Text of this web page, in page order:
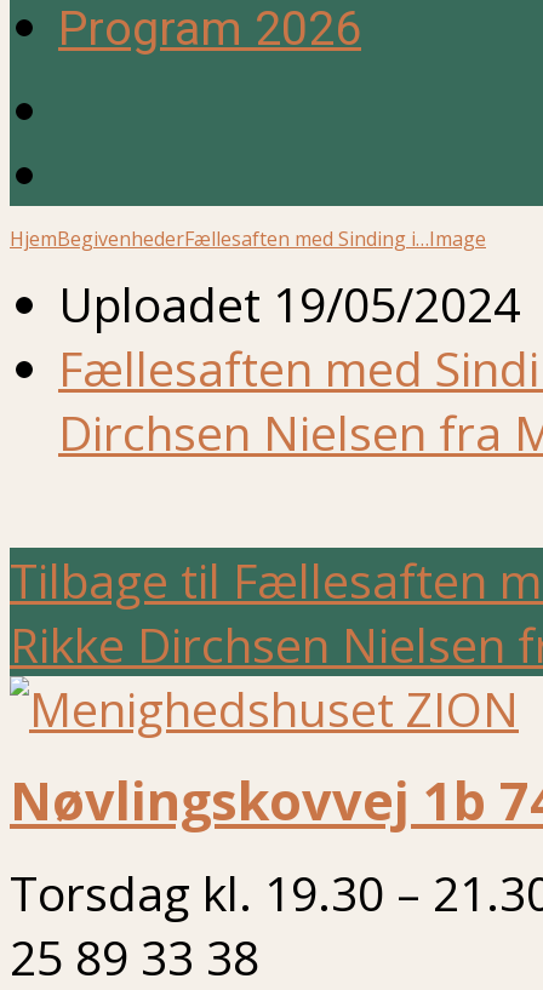
Program 2026
HjemBegivenhederFællesaften med Sinding i…Image
Uploadet 19/05/2024
Fællesaften med
Dirchsen Nielsen fra
Tilbage til Fællesaften
Rikke Dirchsen Nielsen
Nøvlingskovvej 1b
Torsdag kl. 19.30 –
25 89 33 38